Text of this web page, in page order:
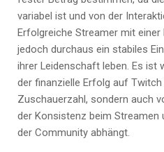
variabel ist und von der
Erfolgreiche Streamer mit
jedoch durchaus ein stabiles
ihrer Leidenschaft leben. Es ist
der finanzielle Erfolg auf
Zuschauerzahl, sondern auch
der Konsistenz beim Streamen
der Community abhängt.